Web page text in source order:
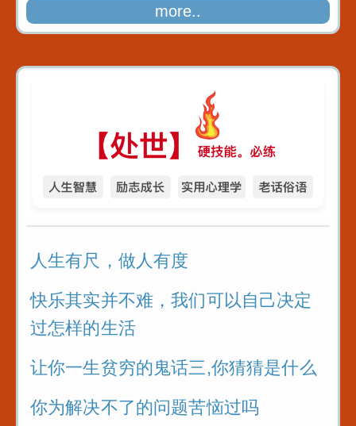
more..
人生有尺，做人有度
快乐其实并不难，我们可以自己决定
过怎样的生活
让你一生贫穷的鬼话三,你猜猜是什么
你为解决不了的问题苦恼过吗